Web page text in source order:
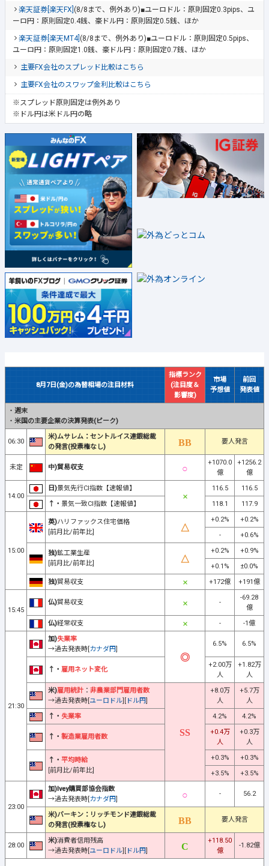
楽天証券[楽天FX] (8/8まで、例外あり)■ユーロドル：原則固定0.3pips、ユ
ーロ円：原則固定0.4銭、豪ドル円：原則固定0.5銭、ほか
楽天証券[楽天MT4] (8/8まで、例外あり)■ユーロドル：原則固定0.5pips、
ユーロ円：原則固定1.0銭、豪ドル円：原則固定0.7銭、ほか
主要FX会社のスプレッド比較はこちら
主要FX会社のスワップ金利比較はこちら
※スプレッド原則固定は例外あり
※ドル円は米ドル円の略
8月7日(金)の為替相場の注目材料
指標ランク
(注目度＆
影響度)
市場
予想値
前回
発表値
・ 週末
・ 米国の主要企業の決算発表(ピーク)
06:30
米)ムサレム：セントルイス連銀総裁
の発言(投票権なし)
要人発言
未定 中)貿易収支
+1070.0
億
+1256.2
億
14:00
日)景気先行CI指数【速報値】 116.5
116.5
↑・ 景気一致CI指数【速報値】 118.1 117.9
15:00
英)ハリファックス住宅価格
[前月比/前年比]
+0.2%
+0.2%
-
+0.6%
独)鉱工業生産
[前月比/前年比]
+0.2%
+0.9%
+0.1%
±0.0%
独)貿易収支 +172億 +191億
15:45
仏)貿易収支 -
-69.28
億
仏)経常収支 - -1億
21:30
加)失業率
→過去発表時[ カナダ円
6.5% 6.5%
↑・ 雇用ネット変化
+2.00万
人
+1.82万
人
米)雇用統計 ： 非農業部門雇用者数
→過去発表時[ ユーロドル ドル円
+8.0万
人
+5.7万
人
↑・ 失業率 4.2% 4.2%
↑・ 製造業雇用者数
+0.4万
人
+0.3万
人
↑・ 平均時給
[前月比/前年比]
+0.3%
+0.3%
+3.5%
+3.5%
23:00
加)Ivey購買部協会指数
→過去発表時[ カナダ円
- 56.2
米)バーキン：リッチモンド連銀総裁
の発言(投票権なし)
要人発言
28:00
米)消費者信用残高
→過去発表時[ ユーロドル ドル円
+118.50
億
-1.82億